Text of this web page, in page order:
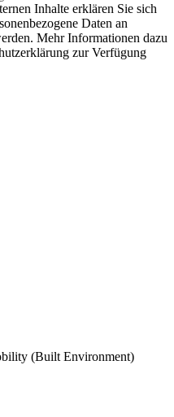
Inhalte erklären Sie sich
Daten an
Mehr Informationen dazu
zur Verfügung
(Built Environment)